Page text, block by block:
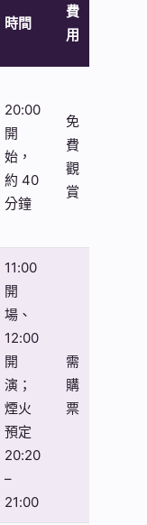
時間
費
用
20:00
開
始，
約 40
分鐘
免
費
觀
賞
11:00
開
場、
12:00
開
演；
煙火
預定
20:20
–
21:00
需
購
票